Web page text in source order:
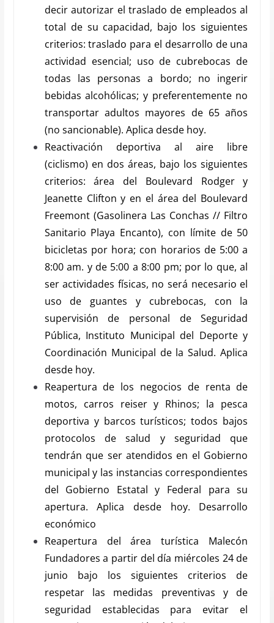
decir autorizar el traslado de empleados al
total de su capacidad, bajo los siguientes
criterios: traslado para el desarrollo de una
actividad esencial; uso de cubrebocas de
todas las personas a bordo; no ingerir
bebidas alcohólicas; y preferentemente no
transportar adultos mayores de 65 años
(no sancionable). Aplica desde hoy.
Reactivación deportiva al aire libre
(ciclismo) en dos áreas, bajo los siguientes
criterios: área del Boulevard Rodger y
Jeanette Clifton y en el área del Boulevard
Freemont (Gasolinera Las Conchas // Filtro
Sanitario Playa Encanto), con límite de 50
bicicletas por hora; con horarios de 5:00 a
8:00 am. y de 5:00 a 8:00 pm; por lo que, al
ser actividades físicas, no será necesario el
uso de guantes y cubrebocas, con la
supervisión de personal de Seguridad
Pública, Instituto Municipal del Deporte y
Coordinación Municipal de la Salud. Aplica
desde hoy.
Reapertura de los negocios de renta de
motos, carros reiser y Rhinos; la pesca
deportiva y barcos turísticos; todos bajos
protocolos de salud y seguridad que
tendrán que ser atendidos en el Gobierno
municipal y las instancias correspondientes
del Gobierno Estatal y Federal para su
apertura. Aplica desde hoy. Desarrollo
económico
Reapertura del área turística Malecón
Fundadores a partir del día miércoles 24 de
junio bajo los siguientes criterios de
respetar las medidas preventivas y de
seguridad establecidas para evitar el